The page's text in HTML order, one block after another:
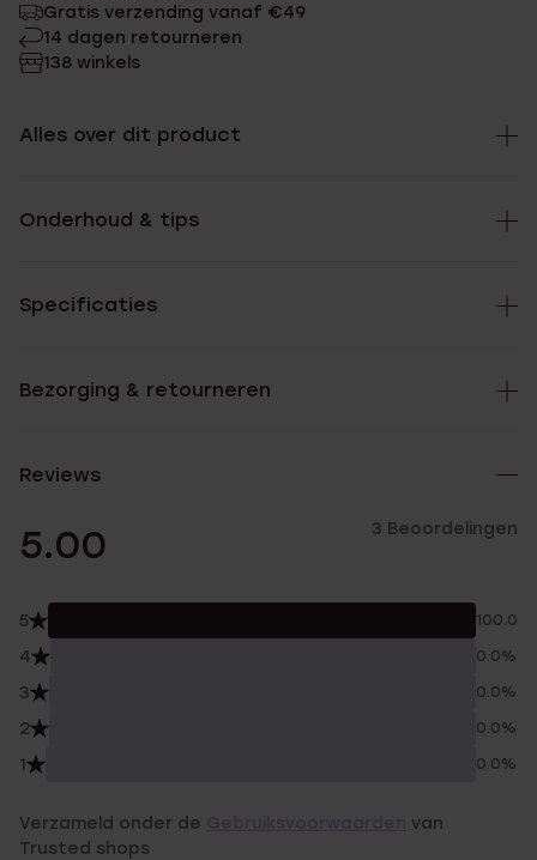
Gratis verzending vanaf €49
14 dagen retourneren
138 winkels
Alles over dit product
Onderhoud & tips
Specificaties
Bezorging & retourneren
Reviews
5.00 3 Beoordelingen
5 100.0%
4 0.0%
3 0.0%
2 0.0%
1 0.0%
Verzameld onder de
van
Trusted shops